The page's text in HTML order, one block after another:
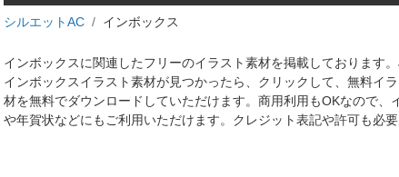
シルエットAC インボックス
インボックスに関連したフリーのイラスト素材を掲載しております
インボックスイラスト素材が見つかったら、クリックして、無料イ
材を無料でダウンロードしていただけます。商用利用もOKなので
や年賀状などにもご利用いただけます。クレジット表記や許可も必要